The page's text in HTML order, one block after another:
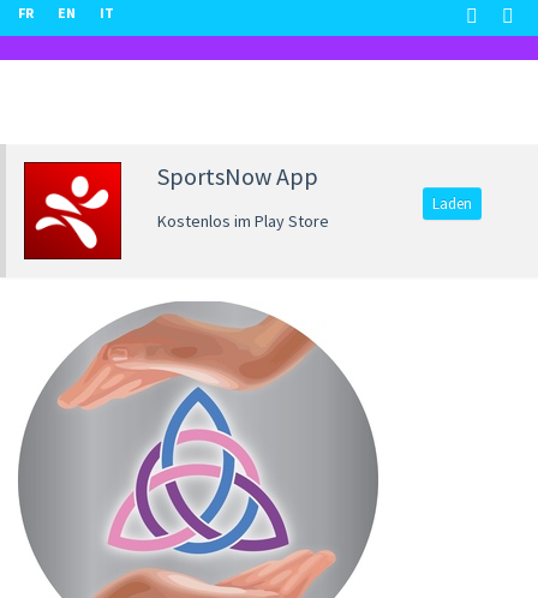
FR EN IT
SportsNow App
Kostenlos im Play Store
Laden